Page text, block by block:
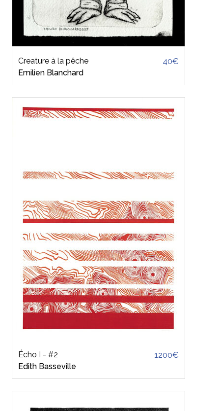
Creature à la pêche
Emilien Blanchard
40€
Écho I - #2
Edith Basseville
1200€